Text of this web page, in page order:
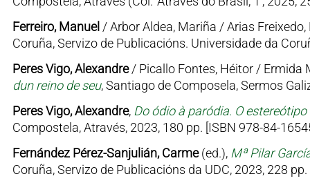
Ferreiro, Manuel / Arbor Aldea, Mariña / Arias
Coruña, Servizo de Publicacións. Universidade da
Peres Vigo, Alexandre/ Picallo Fontes, Héitor / Ermida
dun reino de seu, Santiago de Composela, Sermos
Peres Vigo, Alexandre, Do ódio à paródia. O
Compostela, Através, 2023, 180 pp. [ISBN 978-84-
Fernández Pérez-Sanjulián, Carme(ed.), Mª Pilar
Coruña, Servizo de Publicacións da UDC, 2023, 228